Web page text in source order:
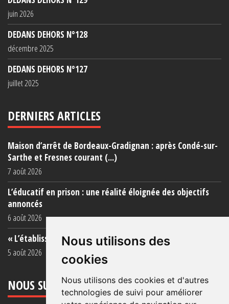
Nous utilisons des
cookies
Nous utilisons des cookies et d'autres
technologies de suivi pour améliorer
juin 2026
DEDANS DEHORS N°128
décembre 2025
DEDANS DEHORS N°127
juillet 2025
DERNIERS ARTICLES
Maison d’arrêt de Bordeaux-Gradignan : après Condé-sur-
Sarthe et Fresnes courant (...)
7 août 2026
L’éducatif en prison : une réalité éloignée des objectifs
annoncés
6 août 2026
« L’établissement est une porcherie totale »
5 août 2026
NOUS SUIVRE